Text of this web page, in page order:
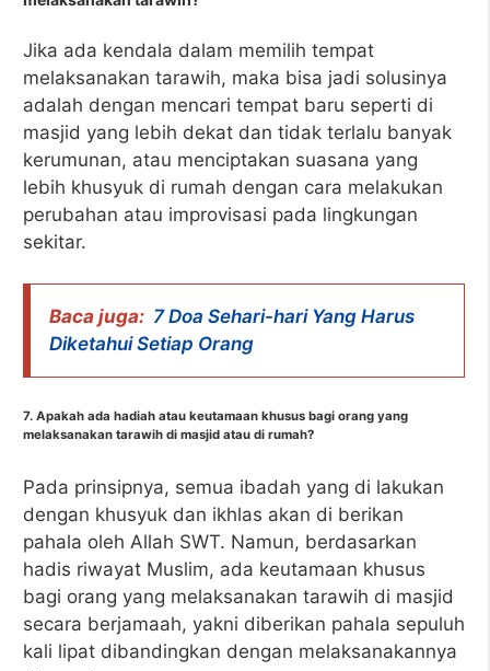
Jika ada kendala dalam memilih tempat
melaksanakan tarawih, maka bisa jadi solusinya
adalah dengan mencari tempat baru seperti di
masjid yang lebih dekat dan tidak terlalu banyak
kerumunan, atau menciptakan suasana yang
lebih khusyuk di rumah dengan cara melakukan
perubahan atau improvisasi pada lingkungan
sekitar.
Baca juga: 7 Doa Sehari-hari Yang Harus
Diketahui Setiap Orang
7. Apakah ada hadiah atau keutamaan khusus bagi orang yang
melaksanakan tarawih di masjid atau di rumah?
Pada prinsipnya, semua ibadah yang di lakukan
dengan khusyuk dan ikhlas akan di berikan
pahala oleh Allah SWT. Namun, berdasarkan
hadis riwayat Muslim, ada keutamaan khusus
bagi orang yang melaksanakan tarawih di masjid
secara berjamaah, yakni diberikan pahala sepuluh
kali lipat dibandingkan dengan melaksanakannya